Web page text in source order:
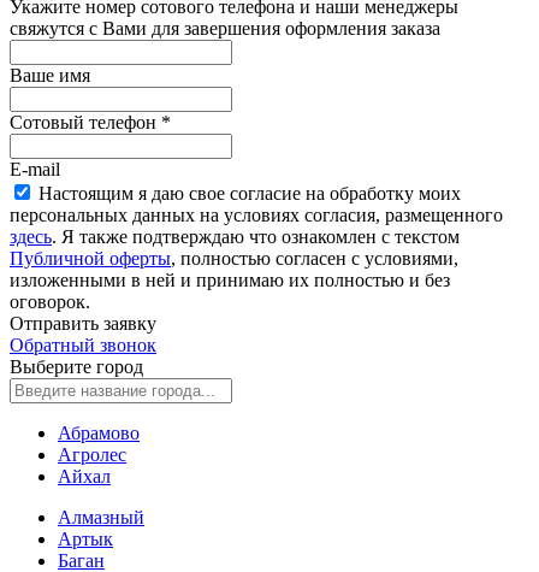
Укажите номер сотового телефона и наши менеджеры
свяжутся с Вами для завершения оформления заказа
Ваше имя
Сотовый телефон *
E-mail
Настоящим я даю свое согласие на обработку моих
персональных данных на условиях согласия, размещенного
здесь. Я также подтверждаю что ознакомлен с текстом
Публичной оферты, полностью согласен с условиями,
изложенными в ней и принимаю их полностью и без
оговорок.
Отправить заявку
Обратный звонок
Выберите город
Абрамово
Агролес
Айхал
Алмазный
Артык
Баган